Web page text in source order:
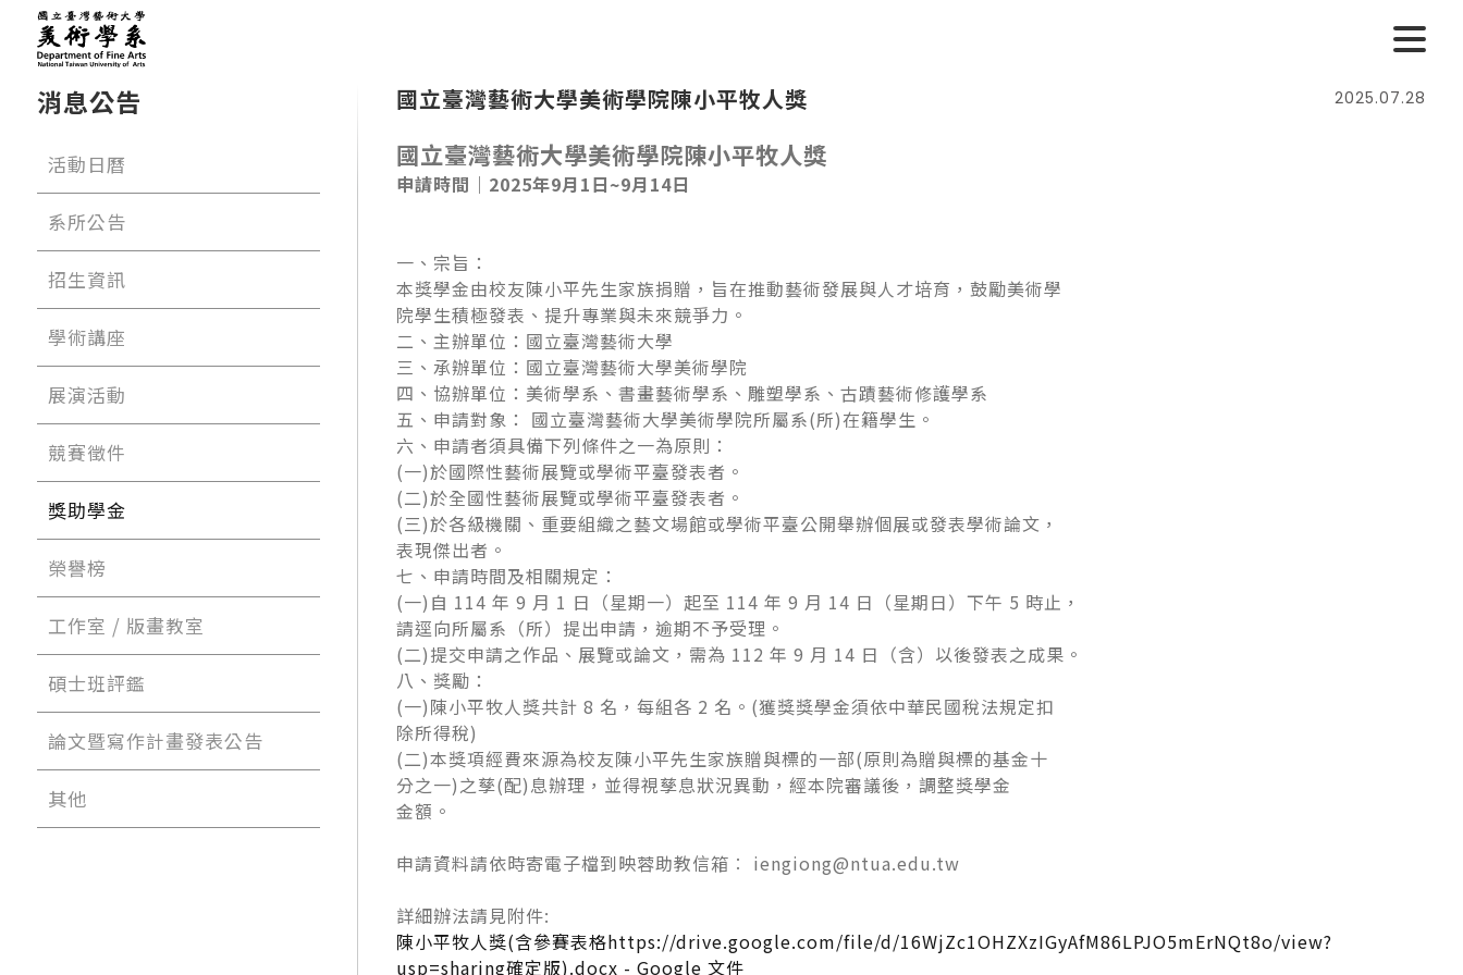
消息公告
活動日曆
系所公告
招生資訊
學術講座
展演活動
競賽徵件
獎助學金
榮譽榜
工作室 / 版畫教室
碩士班評鑑
論文暨寫作計畫發表公告
其他
2025.07.28
國立臺灣藝術大學美術學院陳小平牧人獎
國立臺灣藝術大學美術學院陳小平牧人獎
申請時間｜2025年9月1日~9月14日
一、宗旨：
本獎學金由校友陳小平先生家族捐贈，旨在推動藝術發展與人才培育，鼓勵美術學
院學生積極發表、提升專業與未來競爭力。
二、主辦單位：國立臺灣藝術大學
三、承辦單位：國立臺灣藝術大學美術學院
四、協辦單位：美術學系、書畫藝術學系、雕塑學系、古蹟藝術修護學系
五、申請對象： 國立臺灣藝術大學美術學院所屬系(所)在籍學生。
六、申請者須具備下列條件之一為原則：
(一)於國際性藝術展覽或學術平臺發表者。
(二)於全國性藝術展覽或學術平臺發表者。
(三)於各級機關、重要組織之藝文場館或學術平臺公開舉辦個展或發表學術論文，
表現傑出者。
七、申請時間及相關規定：
(一)自 114 年 9 月 1 日（星期一）起至 114 年 9 月 14 日（星期日）下午 5 時止，
請逕向所屬系（所）提出申請，逾期不予受理。
(二)提交申請之作品、展覽或論文，需為 112 年 9 月 14 日（含）以後發表之成果。
八、獎勵：
(一)陳小平牧人獎共計 8 名，每組各 2 名。(獲獎獎學金須依中華民國稅法規定扣
除所得稅)
(二)本獎項經費來源為校友陳小平先生家族贈與標的一部(原則為贈與標的基金十
分之一)之孳(配)息辦理，並得視孳息狀況異動，經本院審議後，調整獎學金
金額。
申請資料請依時寄電子檔到映蓉助教信箱︰ iengiong@ntua.edu.tw
詳細辦法請見附件:
陳小平牧人獎(含參賽表格https://drive.google.com/file/d/16WjZc1OHZXzIGyAfM86LPJO5mErNQt8o/view?
usp=sharing確定版).docx - Google 文件